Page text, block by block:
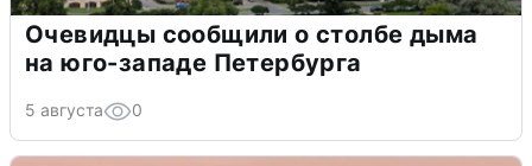
Очевидцы сообщили о столбе дыма
на юго-западе Петербурга
5 августа 0